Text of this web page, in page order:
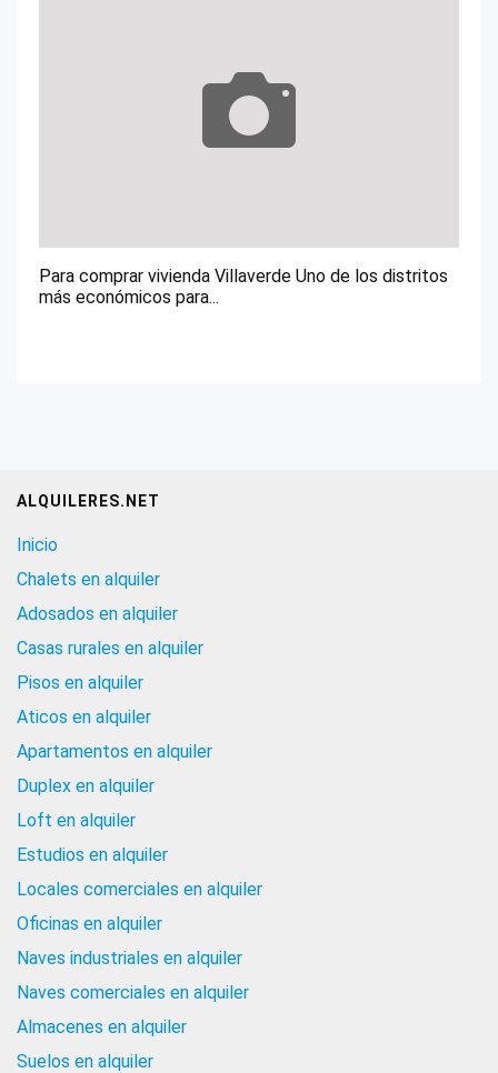
Para comprar vivienda Villaverde Uno de los distritos
más económicos para...
ALQUILERES.NET
Inicio
Chalets en alquiler
Adosados en alquiler
Casas rurales en alquiler
Pisos en alquiler
Aticos en alquiler
Apartamentos en alquiler
Duplex en alquiler
Loft en alquiler
Estudios en alquiler
Locales comerciales en alquiler
Oficinas en alquiler
Naves industriales en alquiler
Naves comerciales en alquiler
Almacenes en alquiler
Suelos en alquiler